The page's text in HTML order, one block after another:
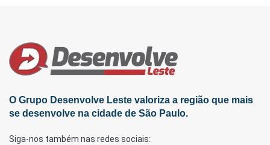
O Grupo Desenvolve Leste valoriza a região que mais
se desenvolve na cidade de São Paulo.
Siga-nos também nas redes sociais: